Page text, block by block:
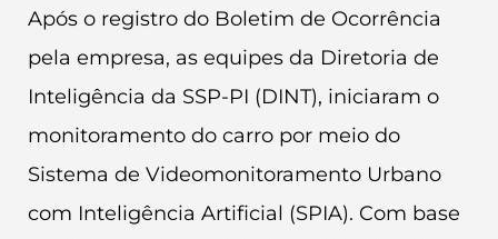
Após o registro do Boletim de Ocorrência
pela empresa, as equipes da Diretoria de
Inteligência da SSP-PI (DINT), iniciaram o
monitoramento do carro por meio do
Sistema de Videomonitoramento Urbano
com Inteligência Artificial (SPIA). Com base